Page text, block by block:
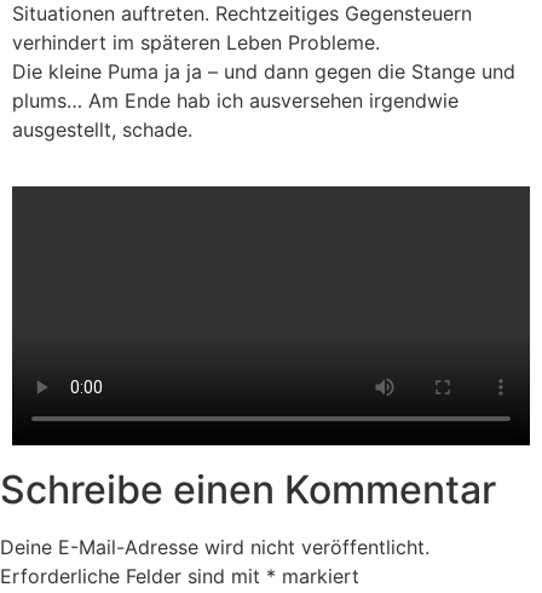
Situationen auftreten. Rechtzeitiges Gegensteuern
verhindert im späteren Leben Probleme.
Die kleine Puma ja ja – und dann gegen die Stange und
plums… Am Ende hab ich ausversehen irgendwie
ausgestellt, schade.
Schreibe einen Kommentar
Deine E-Mail-Adresse wird nicht veröffentlicht.
Erforderliche Felder sind mit * markiert